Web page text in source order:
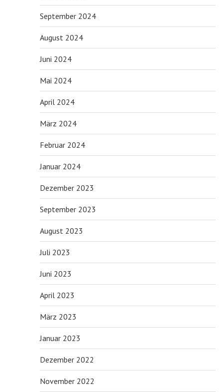
September 2024
August 2024
Juni 2024
Mai 2024
April 2024
März 2024
Februar 2024
Januar 2024
Dezember 2023
September 2023
August 2023
Juli 2023
Juni 2023
April 2023
März 2023
Januar 2023
Dezember 2022
November 2022